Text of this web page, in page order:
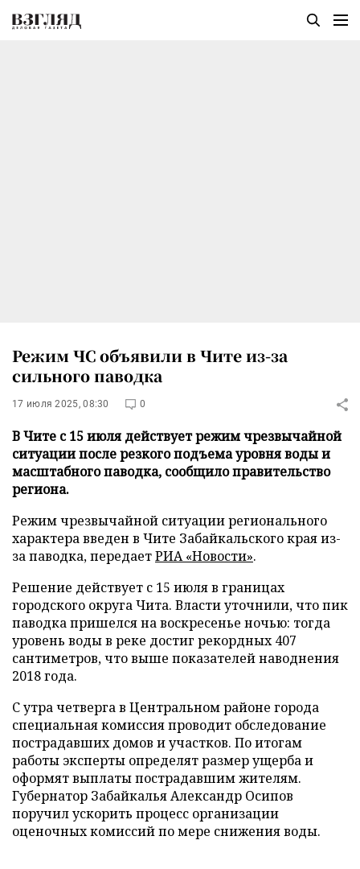
Режим ЧС объявили в Чите из-за
сильного паводка
17 июля 2025, 08:30 0
В Чите с 15 июля действует режим чрезвычайной
ситуации после резкого подъема уровня воды и
масштабного паводка, сообщило правительство
региона.
Режим чрезвычайной ситуации регионального
характера введен в Чите Забайкальского края из-
за паводка, передаетРИА «Новости».
Решение действует с 15 июля в границах
городского округа Чита. Власти уточнили, что пик
паводка пришелся на воскресенье ночью: тогда
уровень воды в реке достиг рекордных 407
сантиметров, что выше показателей наводнения
2018 года.
С утра четверга в Центральном районе города
специальная комиссия проводит обследование
пострадавших домов и участков. По итогам
работы эксперты определят размер ущерба и
оформят выплаты пострадавшим жителям.
Губернатор Забайкалья Александр Осипов
поручил ускорить процесс организации
оценочных комиссий по мере снижения воды.